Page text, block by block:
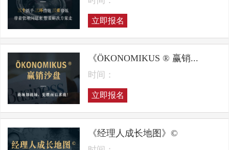
立即报名
《ÖKONOMIKUS ® 赢销...
时间：
立即报名
《经理人成长地图》©